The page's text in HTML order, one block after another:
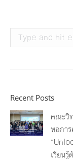
Search:
Recent Posts
คณะวิ
หอกา
เรียน